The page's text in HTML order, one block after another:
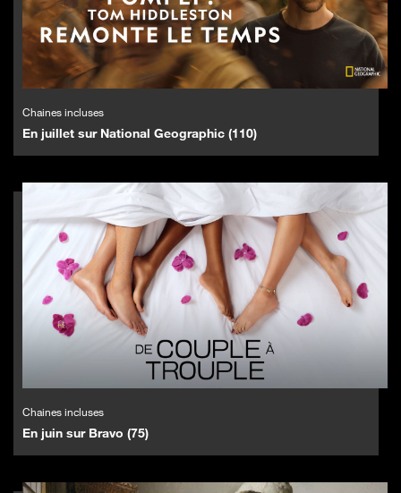
Chaines incluses
En juillet sur National Geographic (110)
Chaines incluses
En juin sur Bravo (75)